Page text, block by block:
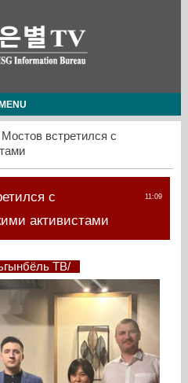
MENU
встретился с
11:09
с
активистами
ТВ/